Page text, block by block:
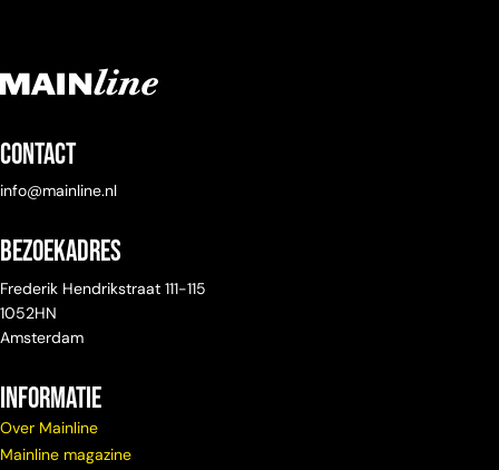
Contact
info@mainline.nl
Bezoekadres
Frederik Hendrikstraat 111-115
1052HN
Amsterdam
Informatie
Over Mainline
Mainline magazine